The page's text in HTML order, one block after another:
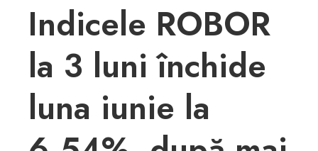
Indicele ROBOR
la 3 luni închide
luna iunie la